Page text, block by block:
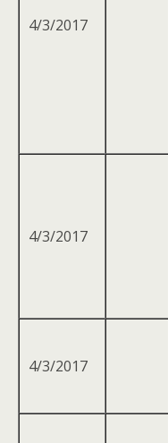
4/3/2017
4/3/2017
4/3/2017